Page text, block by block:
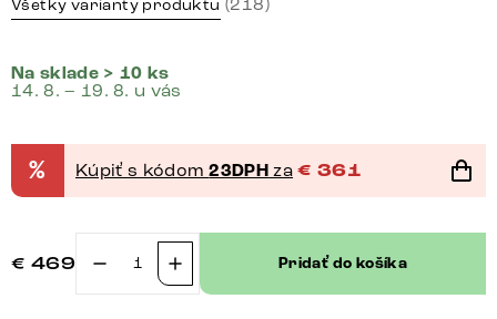
Všetky varianty produktu
Na sklade > 10 ks
14. 8. – 19. 8. u vás
% Kúpiť s kódom23DPH za € 361
€ 469
množstvo
Pridať do košíka